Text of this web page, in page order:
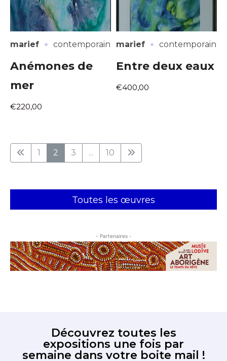
marief · contemporain
Anémones de
mer
€220,00
marief · contemporain
Entre deux eaux
€400,00
1 2 3 ... 10
Toutes les œuvres
- Partenaires -
Découvrez toutes les
expositions une fois par
semaine dans votre boite mail !